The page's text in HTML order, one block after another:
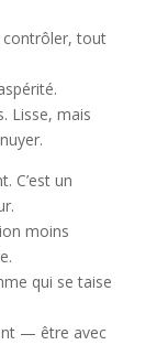
contrôler, tout
Lisse, mais
C’est un
moins
qui se taise
— être avec